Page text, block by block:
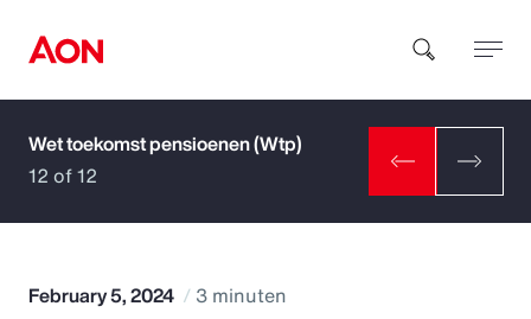
How can we help you?
Wet toekomst pensioenen (Wtp)
12 of 12
February 5, 2024 3 minuten